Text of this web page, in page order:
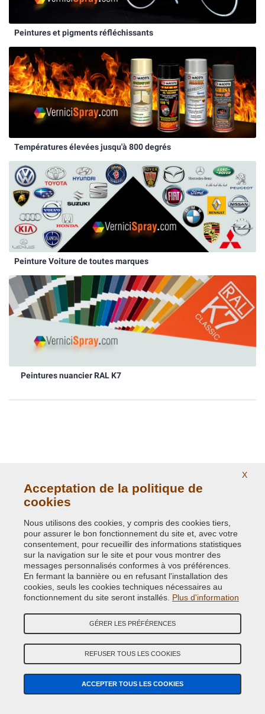
Peintures et pigments réfléchissants
Températures élevées jusqu'à 800 degrés
Peinture Voiture de toutes marques
Peintures nuancier RAL K7
Adresse:E-COMIT srl, Via Giuseppe Di Vittorio, 93-95 - Z.I. Terrafino -
50053 EMPOLI (FI) Italy
Tel: (+39) 0571.530262
Fax:(+39) 0571.534056
Email: info@vernicispray.fr
Numéro de TVA:FR 54 841181977
X
Acceptation de la politique de
cookies
Nous utilisons des cookies, y compris des cookies tiers,
pour assurer le bon fonctionnement du site et, avec votre
consentement, pour recueillir des informations statistiques
sur la navigation sur le site et pour vous montrer des
messages personnalisés conformes à vos préférences.
En fermant la bannière ou en refusant l'installation des
cookies, seuls les cookies techniques nécessaires au
fonctionnement du site seront installés. Plus d'information
GÉRER LES PRÉFÉRENCES
REFUSER TOUS LES COOKIES
ACCEPTER TOUS LES COOKIES